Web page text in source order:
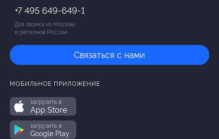
+7 495 649-649-1
Для звонка из Москвы
и регионов России
Связаться с нами
МОБИЛЬНОЕ ПРИЛОЖЕНИЕ
загрузить в
App Store
загрузить в
Google Play